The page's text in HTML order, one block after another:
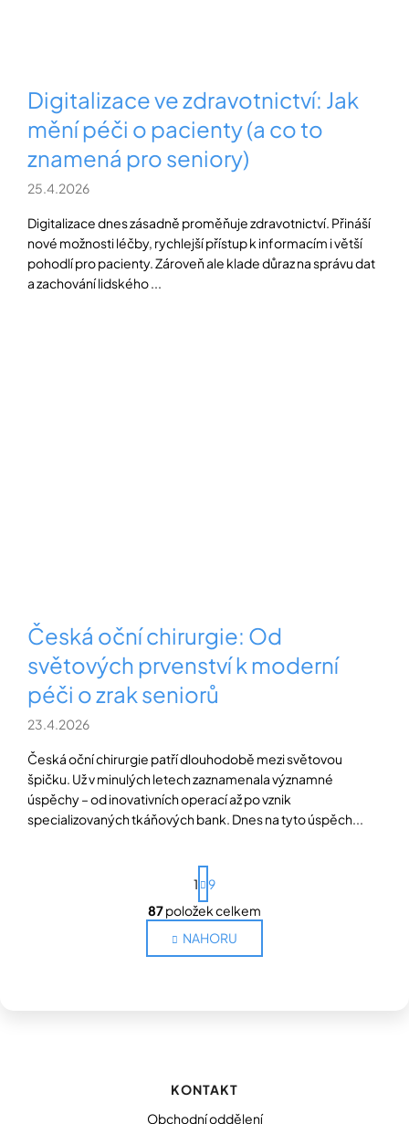
Digitalizace ve zdravotnictví: Jak
mění péči o pacienty (a co to
znamená pro seniory)
25.4.2026
Digitalizace dnes zásadně proměňuje zdravotnictví. Přináší
nové možnosti léčby, rychlejší přístup k informacím i větší
pohodlí pro pacienty. Zároveň ale klade důraz na správu dat
a zachování lidského ...
Česká oční chirurgie: Od
světových prvenství k moderní
péči o zrak seniorů
23.4.2026
Česká oční chirurgie patří dlouhodobě mezi světovou
špičku. Už v minulých letech zaznamenala významné
úspěchy – od inovativních operací až po vznik
specializovaných tkáňových bank. Dnes na tyto úspěch...
O
v
l
v
k
S
t
r
á
n
k
1
9
87položek celkem
NAHORU
KONTAKT
Obchodní oddělení